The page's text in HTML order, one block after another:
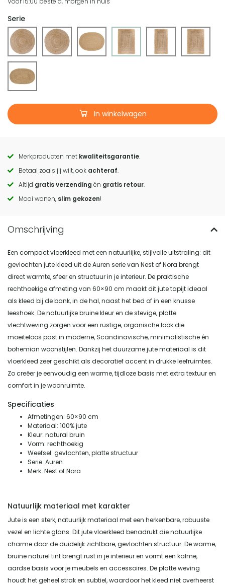
Serie
In winkelwagen
Call
to
actions
Merkproducten met kwaliteitsgarantie.
Betaal zoals jij wilt, ook achteraf.
Altijd gratis verzending én gratis retour.
Mooi wonen, slim gekozen!
Een compact vloerkleed met een natuurlijke, stijlvolle uitstraling: dit
gevlochten jute kleed uit de Auren serie van Nest of Nora brengt
direct warmte, sfeer en structuur in je interieur. De praktische
rechthoekige afmeting van 60×90 cm maakt dit jute tapijt ideaal
als kleed bij de bank, in de hal, naast het bed of in een knusse
leeshoek. De natuurlijke bruine kleur en de stevige, platte
vlechtweving zorgen voor een rustige, organische look die
moeiteloos past in moderne, Scandinavische, minimalistische én
bohemian woonstijlen. Dankzij het duurzame jute materiaal is dit
vloerkleed zeer geschikt als decoratief accent in drukke leefruimtes.
Zo creëer je eenvoudig een warme, tijdloze basis met extra textuur en
comfort in je woonruimte.
Specificaties
Afmetingen: 60×90 cm
Materiaal: 100% jute
Kleur: natural bruin
Vorm: rechthoekig
Weefsel: gevlochten, platte structuur
Serie: Auren
Merk: Nest of Nora
Natuurlijk materiaal met karakter
Jute is een sterk, natuurlijk materiaal met een herkenbare, robuuste
vezel en lichte glans. Dit jute vloerkleed benadrukt die natuurlijke
charme door de duidelijk zichtbare, gevlochten structuur. De warme,
bruine naturel tint brengt rust in je interieur en vormt een kalme,
aardse basis voor je meubels en accessoires. De platte weving
houdt het geheel strak en subtiel, waardoor het kleed niet overheerst